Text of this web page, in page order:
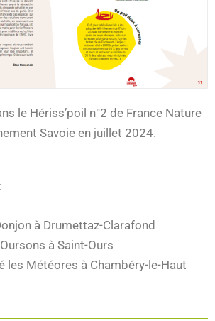
le Hériss’poil n°2 de France Nature
Savoie en juillet 2024.
à Drumettaz-Clarafond
à Saint-Ours
les Météores à Chambéry-le-Haut